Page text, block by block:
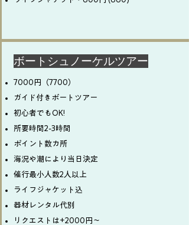
​ボートシュノーケルツアー
7000円（7700）
ガイド付きボートツアー
初心者でもOK!
所要時間2-3時間
ポイント数カ所
海況や潮により当日決定
催行最小人数2人以上
ライフジャケット込
器材レンタル代別
リクエストは+2000円〜